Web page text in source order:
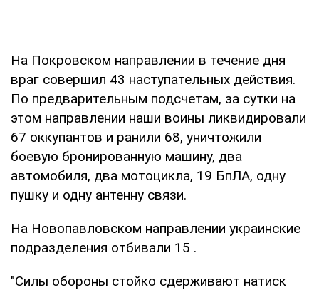
На Покровском направлении в течение дня
враг совершил 43 наступательных действия.
По предварительным подсчетам, за сутки на
этом направлении наши воины ликвидировали
67 оккупантов и ранили 68, уничтожили
боевую бронированную машину, два
автомобиля, два мотоцикла, 19 БпЛА, одну
пушку и одну антенну связи.
На Новопавловском направлении украинские
подразделения отбивали 15 .
"Силы обороны стойко сдерживают натиск